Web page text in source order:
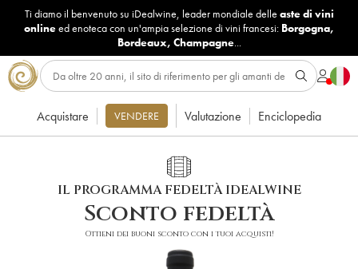
Ti diamo il benvenuto su iDealwine, leader mondiale delle aste di vini
onlineed enoteca con un'ampia selezione di vini francesi: Borgogna,
Bordeaux, Champagne...
Acquistare VENDERE Valutazione Enciclopedia
IL PROGRAMMA FEDELTÀ IDEALWINE
Sconto fedeltà
Ottieni dei buoni sconto con i tuoi acquisti!